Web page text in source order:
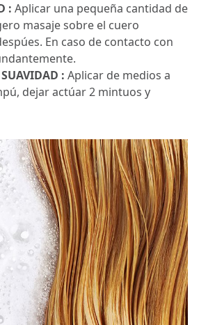
: Aplicar una pequeña cantidad de
masaje sobre el cuero
En caso de contacto con
: Aplicar de medios a
dejar actúar 2 mintuos y